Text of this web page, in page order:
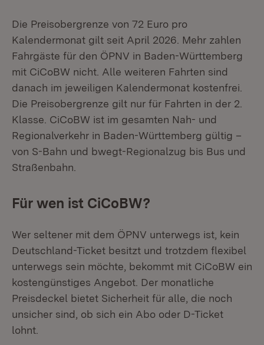
Die Preisobergrenze von 72 Euro pro
Kalendermonat gilt seit April 2026. Mehr zahlen
Fahrgäste für den ÖPNV in Baden-Württemberg
mit CiCoBW nicht. Alle weiteren Fahrten sind
danach im jeweiligen Kalendermonat kostenfrei.
Die Preisobergrenze gilt nur für Fahrten in der 2.
Klasse. CiCoBW ist im gesamten Nah- und
Regionalverkehr in Baden-Württemberg gültig –
von S-Bahn und bwegt-Regionalzug bis Bus und
Straßenbahn.
Für wen ist CiCoBW?
Wer seltener mit dem ÖPNV unterwegs ist, kein
Deutschland-Ticket besitzt und trotzdem flexibel
unterwegs sein möchte, bekommt mit CiCoBW ein
kostengünstiges Angebot. Der monatliche
Preisdeckel bietet Sicherheit für alle, die noch
unsicher sind, ob sich ein Abo oder D-Ticket
lohnt.